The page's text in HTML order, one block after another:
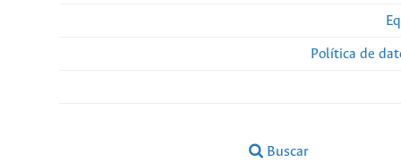
Política de
Buscar